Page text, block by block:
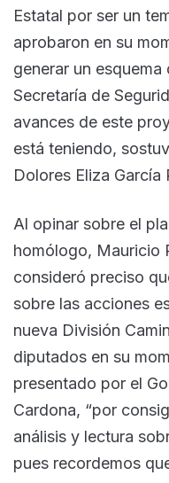
Estatal por ser un
aprobaron en su
generar un
Secretaría de
avances de este
está teniendo,
Dolores Eliza García
Al opinar sobre el
homólogo, Mauricio
consideró preciso
sobre las acciones
nueva División
diputados en su
presentado por el
Cardona, “por
análisis y lectura
pues recordemos